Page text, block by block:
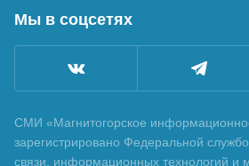
Мы в соцсетях
СМИ «Магнитогорское
зарегистрировано Федеральной
связи, информационных технологий и